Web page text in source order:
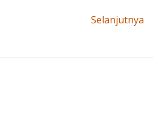
Selanjutnya